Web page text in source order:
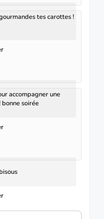
tes carottes !
accompagner une
bonne soirée